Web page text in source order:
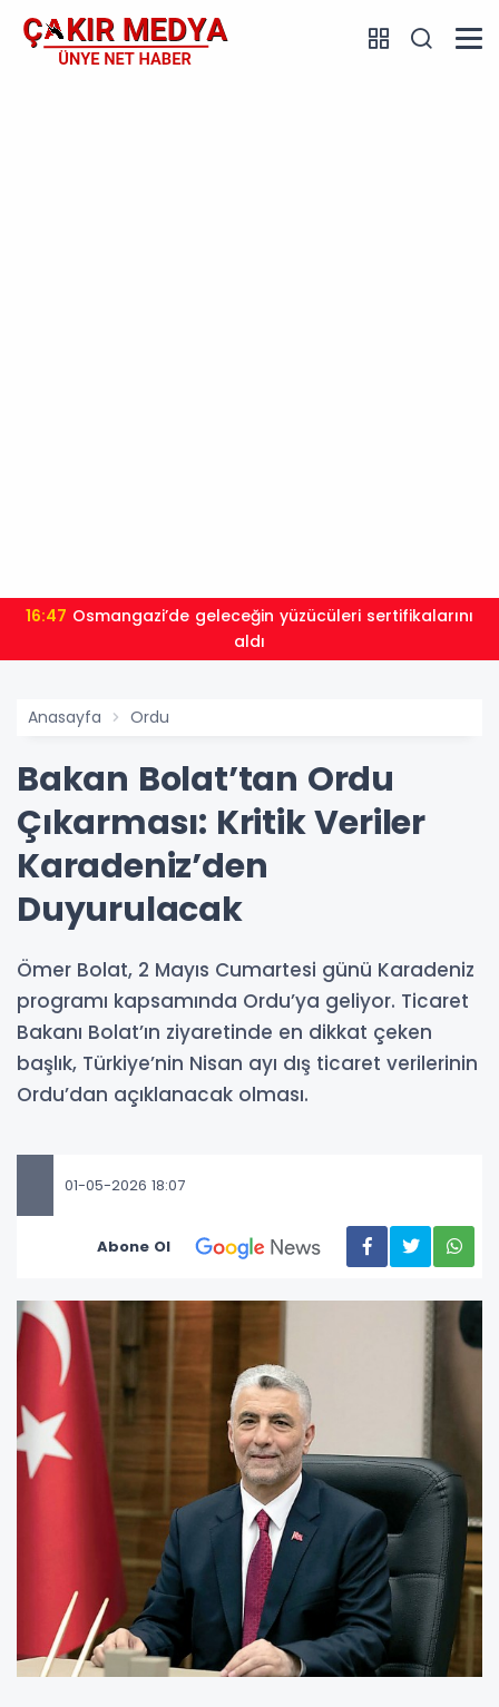
16:47
aldı
Anasayfa Ordu
Bakan Bolat’tan Ordu
Çıkarması: Kritik Veriler
Karadeniz’den
Duyurulacak
Ömer Bolat, 2 Mayıs Cumartesi günü Karadeniz
programı kapsamında Ordu’ya geliyor. Ticaret
Bakanı Bolat’ın ziyaretinde en dikkat çeken
başlık, Türkiye’nin Nisan ayı dış ticaret verilerinin
Ordu’dan açıklanacak olması.
01-05-2026 18:07
Abone Ol